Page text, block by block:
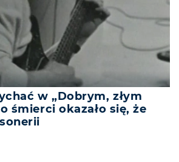
w „Dobrym, złym
śmierci okazało się, że